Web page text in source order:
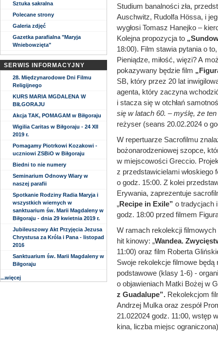
Sztuka sakralna
Polecane strony
Galeria zdjęć
Gazetka parafialna "Maryja
Wniebowzięta"
SERWIS INFORMACYJNY
28. Międzynarodowe Dni Filmu
Religijnego
KURS MARIA MGDALENA W
BIŁGORAJU
Akcja TAK, POMAGAM w Biłgoraju
Wigilia Caritas w Biłgoraju - 24 XII
2019 r.
Pomagamy Piotrkowi Kozakowi -
uczniowi ZSBiO w Biłgoraju
Biedni to nie numery
Seminarium Odnowy Wiary w
naszej parafii
Spotkanie Rodziny Radia Maryja i
wszystkich wiernych w
sanktuarium św. Marii Magdaleny w
Biłgoraju - dnia 29 kwietnia 2019 r.
Jubileuszowy Akt Przyjęcia Jezusa
Chrystusa za Króla i Pana - listopad
2016
Sanktuarium św. Marii Magdaleny w
Biłgoraju
...więcej
Studium banalności zła,
Auschwitz, Rudolfa Hössa, i
wygłosi Tomasz Hanejko –
Kolejna propozycja to
18:00). Film stawia pytania o
Pieniądze, miłość, więzi? A
pokazywany będzie film
SB, który przez 20 lat
agenta, który zaczyna
i stacza się w otchłań
się w latach 60. – myślę, że
reżyser (seans 20.02.2024 o
W repertuarze Sacrofilmu
bożonarodzeniowej szopce,
w miejscowości Greccio.
z przedstawicielami włoskiego
o godz. 15:00. Z kolei
Erywania, zaprezentuje
„Recipe in Exile” o tradycjach
godz. 18:00 przed filmem
W ramach rekolekcji
hit kinowy: „Wandea.
11:00) oraz film Roberta
Swoje rekolekcje filmowe będą
podstawowe (klasy 1-6) -
o objawieniach Matki Bożej w
z Guadalupe”. Rekolekcjom
Andrzej Mulka oraz zespół
21.022024 godz. 11:00, wstęp
kina, liczba miejsc